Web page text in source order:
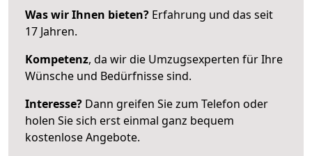
Was wir Ihnen bieten? Erfahrung und das seit
17 Jahren.
Kompetenz, da wir die Umzugsexperten für Ihre
Wünsche und Bedürfnisse sind.
Interesse? Dann greifen Sie zum Telefon oder
holen Sie sich erst einmal ganz bequem
kostenlose Angebote.